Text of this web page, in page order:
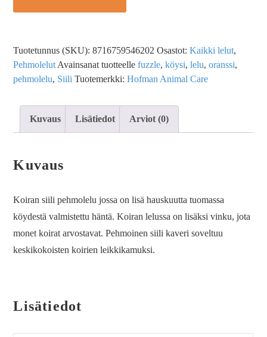
Tuotetunnus (SKU):8716759546202 Osastot:Kaikki lelut,
Pehmolelut Avainsanat tuotteellefuzzle,köysi,lelu,oranssi,
pehmolelu, Siili Tuotemerkki:Hofman Animal Care
Kuvaus Lisätiedot Arviot (0)
Kuvaus
Koiran siili pehmolelu jossa on lisä hauskuutta tuomassa
köydestä valmistettu häntä. Koiran lelussa on lisäksi vinku, jota
monet koirat arvostavat. Pehmoinen siili kaveri soveltuu
keskikokoisten koirien leikkikamuksi.
Lisätiedot